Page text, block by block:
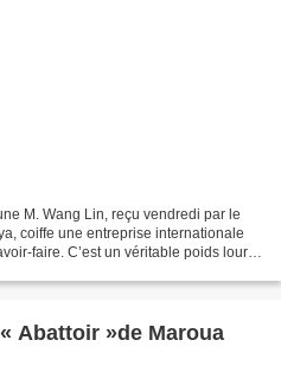
M. Wang Lin, reçu vendredi par le
coiffe une entreprise internationale
faire. C’est un véritable poids lourd
Abattoir »de Maroua